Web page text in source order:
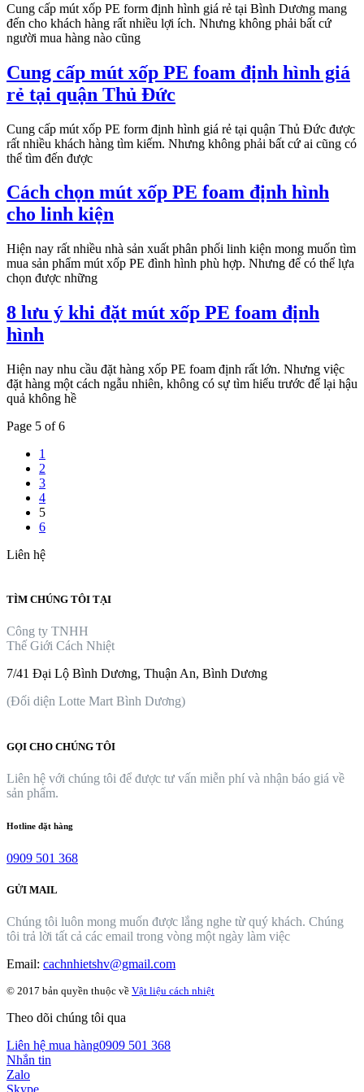
Cung cấp mút xốp PE form định hình giá rẻ tại Bình Dương mang
đến cho khách hàng rất nhiều lợi ích. Nhưng không phải bất cứ
người mua hàng nào cũng
Cung cấp mút xốp PE foam định hình giá
rẻ tại quận Thủ Đức
Cung cấp mút xốp PE form định hình giá rẻ tại quận Thủ Đức được
rất nhiều khách hàng tìm kiếm. Nhưng không phải bất cứ ai cũng có
thể tìm đến được
Cách chọn mút xốp PE foam định hình
cho linh kiện
Hiện nay rất nhiều nhà sản xuất phân phối linh kiện mong muốn tìm
mua sản phẩm mút xốp PE đình hình phù hợp. Nhưng để có thể lựa
chọn được những
8 lưu ý khi đặt mút xốp PE foam định
hình
Hiện nay nhu cầu đặt hàng xốp PE foam định rất lớn. Nhưng việc
đặt hàng một cách ngẫu nhiên, không có sự tìm hiểu trước để lại hậu
quả không hề
Page 5 of 6
1
2
3
4
5
6
Liên hệ
TÌM CHÚNG TÔI TẠI
Công ty TNHH
Thế Giới Cách Nhiệt
7/41 Đại Lộ Bình Dương, Thuận An, Bình Dương
(Đối diện Lotte Mart Bình Dương)
GỌI CHO CHÚNG TÔI
Liên hệ với chúng tôi để được tư vấn miễn phí và nhận báo giá về
sản phẩm.
Hotline đặt hàng
0909 501 368
GỬI MAIL
Chúng tôi luôn mong muốn được lắng nghe từ quý khách. Chúng
tôi trả lời tất cả các email trong vòng một ngày làm việc
Email: cachnhietshv@gmail.com
© 2017 bản quyền thuộc về Vật liệu cách nhiệt
Theo dõi chúng tôi qua
Liên hệ mua hàng0909 501 368
Nhắn tin
Zalo
Skype